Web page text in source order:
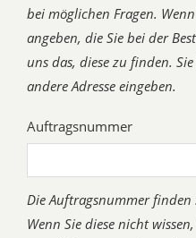
bei möglichen Fragen.
angeben, die Sie bei der
uns das, diese zu finden.
andere Adresse eingeben.
Auftragsnummer
Die Auftragsnummer finden
Wenn Sie diese nicht